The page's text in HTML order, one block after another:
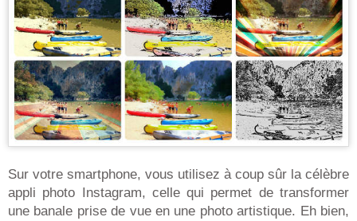
Sur votre smartphone, vous utilisez à coup sûr la célèbre
appli photo Instagram, celle qui permet de transformer
une banale prise de vue en une photo artistique. Eh bien,